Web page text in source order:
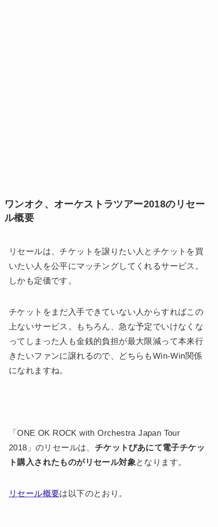
ワンオク、オーケストラツアー2018のリセー
ル概要
リセールは、チケットを譲りたい人とチケットを買
いたい人を公平にマッチングしてくれるサービス。
しかも定価です。
チケットをまだ入手できていない人からすればこの
上ないサービス。もちろん、急な予定でいけなくな
ってしまった人も金銭的負担が最大限減って本来行
きたいファンに譲れるので、どちらもWin-Win関係
になれますね。
「ONE OK ROCK with Orchestra Japan Tour
2018」のリセールは、 チケットぴあにて電子チケッ
ト購入されたものがリセール対象 となります。
リセール概要は以下のとおり。